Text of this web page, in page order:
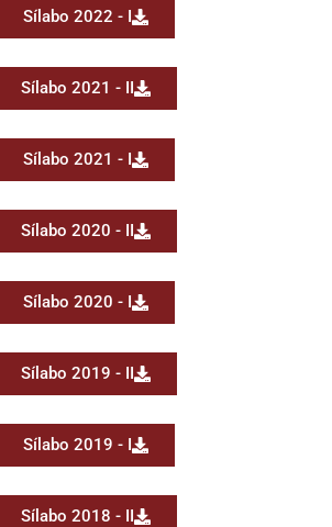
Sílabo 2022 - I
Sílabo 2021 - II
Sílabo 2021 - I
Sílabo 2020 - II
Sílabo 2020 - I
Sílabo 2019 - II
Sílabo 2019 - I
Sílabo 2018 - II